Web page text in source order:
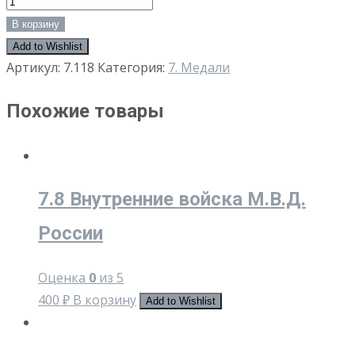
В корзину
Add to Wishlist
Артикул: 7.118 Категория: 7. Медали
Похожие товары
7.8 Внутренние войска М.В.Д.
России
Оценка 0 из 5
400 ₽ В корзину Add to Wishlist